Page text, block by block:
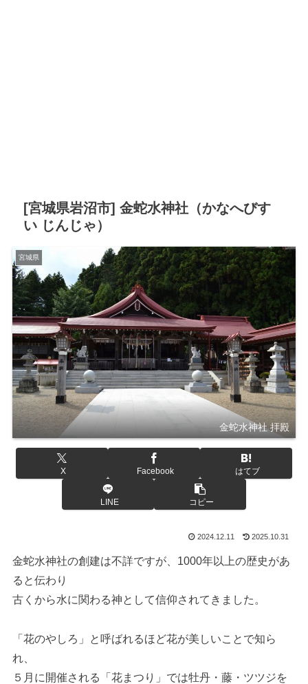
[宮城県岩沼市] 金蛇水神社（かなへびす
い じんじゃ）
宮城県
金蛇水神社 拝殿
X Facebook はてブ
LINE コピー
2024.12.11 2025.10.31
金蛇水神社の創建は不詳ですが、1000年以上の歴史があ
ると伝わり
古くから水に関わる神として信仰されてきました。
「花のやしろ」と呼ばれるほど花が美しいことで知ら
れ、
５月に開催される「花まつり」では牡丹・藤・ツツジを